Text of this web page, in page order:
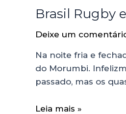
Brasil Rugby
Deixe um
Na noite fria e
do Morumbi.
passado, mas os
Leia mais »